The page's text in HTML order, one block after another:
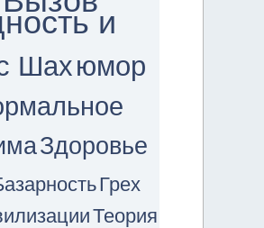
и
Шахюмор
Здоровье
Грех
Теория